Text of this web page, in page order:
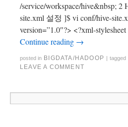
/service/workspace/hive&nbsp; 2
site.xml 설정 ]$ vi conf/hive-
version=”1.0″?> <?xml-
Continue reading →
posted in BIGDATA/HADOOP | tagged
LEAVE A COMMENT